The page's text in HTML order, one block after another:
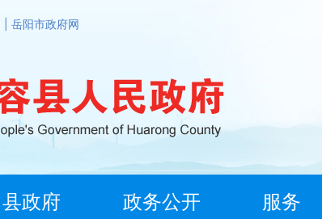
岳阳市政府网
县政府 政务公开 服务